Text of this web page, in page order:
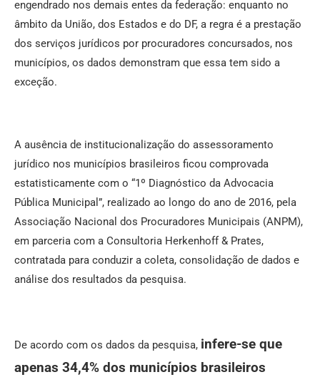
engendrado nos demais entes da federação: enquanto no
âmbito da União, dos Estados e do DF, a regra é a prestação
dos serviços jurídicos por procuradores concursados, nos
municípios, os dados demonstram que essa tem sido a
exceção.
A ausência de institucionalização do assessoramento
jurídico nos municípios brasileiros ficou comprovada
estatisticamente com o “1º Diagnóstico da Advocacia
Pública Municipal”, realizado ao longo do ano de 2016, pela
Associação Nacional dos Procuradores Municipais (ANPM),
em parceria com a Consultoria Herkenhoff & Prates,
contratada para conduzir a coleta, consolidação de dados e
análise dos resultados da pesquisa.
De acordo com os dados da pesquisa, infere-se que
apenas 34,4% dos municípios brasileiros